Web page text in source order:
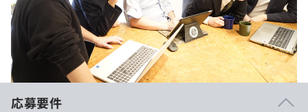
応募要件